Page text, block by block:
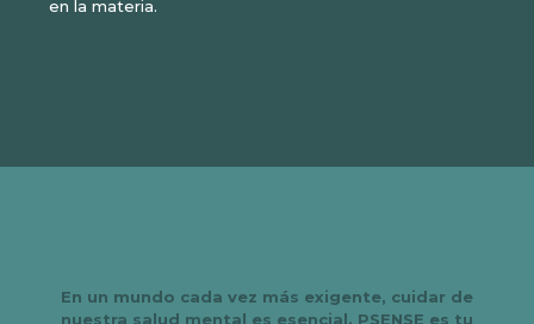
en la materia.
En un mundo cada vez más exigente, cuidar de
nuestra salud mental es esencial. PSENSE es tu